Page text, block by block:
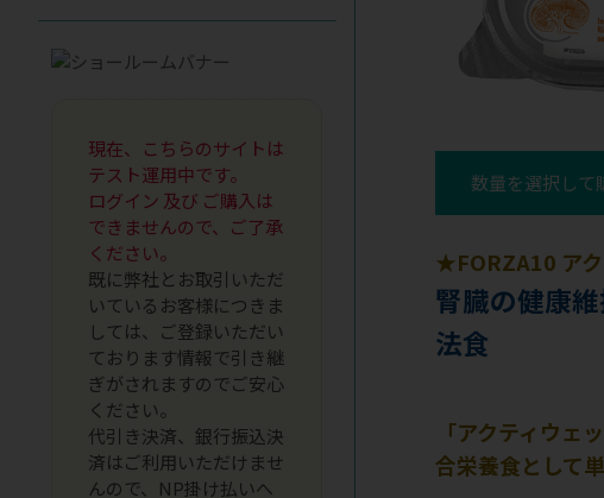
数量を選択して
★FORZA10 ア
腎臓の健康
法食
「アクティウ
合栄養食として
現在、こちらのサイトは
テスト運用中です。
ログイン 及び ご購入は
できませんので、ご了承
ください。
既に弊社とお取引いただ
いているお客様につきま
しては、ご登録いただい
ております情報で引き継
ぎがされますのでご安心
ください。
代引き決済、銀行振込決
済はご利用いただけませ
んので、NP掛け払いへ